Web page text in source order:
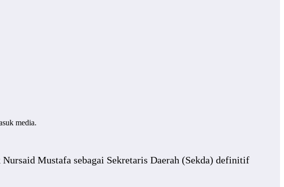
media.
Mustafa sebagai Sekretaris Daerah (Sekda) definitif